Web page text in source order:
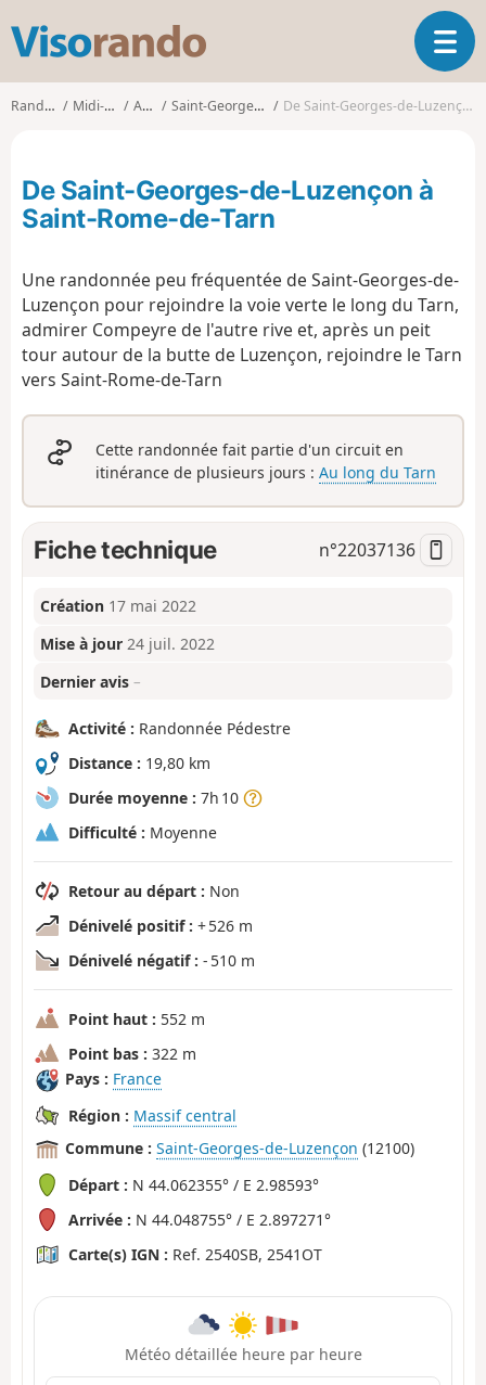
s
o
d
o
O
u
v
i
a
o
Randonnées Midi-Pyrénées Aveyron Saint-Georges-de-Luzençon De Saint-Georges-de-Luzençon à Saint-Rome-de-Tarn
De Saint-Georges-de-Luzençon à
Saint-Rome-de-Tarn
Une randonnée peu fréquentée de Saint-Georges-de-
Luzençon pour rejoindre la voie verte le long du Tarn,
admirer Compeyre de l'autre rive et, après un peit
tour autour de la butte de Luzençon, rejoindre le Tarn
vers Saint-Rome-de-Tarn
Cette randonnée fait partie d'un circuit en
itinérance de plusieurs jours :Au long du Tarn
Fiche technique n°22037136
Création 17 mai 2022
Mise à jour 24 juil. 2022
Dernier avis –
Activité : Randonnée Pédestre
Distance : 19,80 km
Durée moyenne : 7h 10
Difficulté : Moyenne
Retour au départ : Non
Dénivelé positif : + 526 m
Dénivelé négatif : - 510 m
Point haut : 552 m
Point bas : 322 m
Pays : France
Région : Massif central
Commune : Saint-Georges-de-Luzençon (12100)
Départ : N 44.062355° / E 2.98593°
Arrivée : N 44.048755° / E 2.897271°
Carte(s) IGN : Ref. 2540SB, 2541OT
Météo détaillée heure par heure